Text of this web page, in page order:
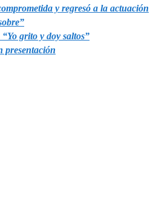
y regresó a la actuación
grito y doy saltos”
presentación